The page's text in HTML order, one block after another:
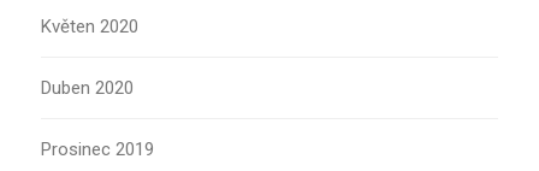
Květen 2020
Duben 2020
Prosinec 2019